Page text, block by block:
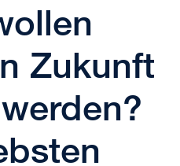
Zukunft